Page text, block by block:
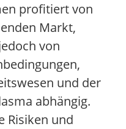
profitiert von
Markt,
von
und der
abhängig.
Risiken und